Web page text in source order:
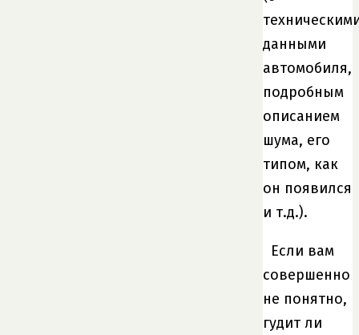
данными
автомобиля,
подробным
описанием
шума, его
типом, как
он появился
и т.д.).
Если вам
совершенно
не понятно,
гудит ли